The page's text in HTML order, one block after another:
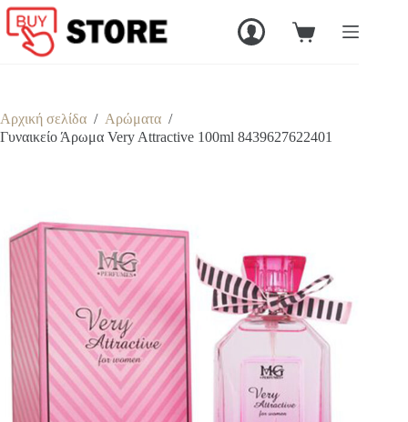
Μετάβαση
στο
περιεχόμενο
Καλάθι
Αρχική σελίδα / Αρώματα /
Γυναικείο Άρωμα Very Attractive 100ml 8439627622401